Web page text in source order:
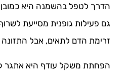
הדרך לטפל בהשמנה היא כמובן
גם פעילות גופנית מסייעת
זרימת הדם לתאים, אבל
הפחתת משקל עודף היא אתגר